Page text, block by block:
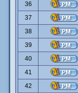
36
37
38
39
40
41
42